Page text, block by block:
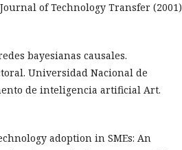
of Technology Transfer (2001)
bayesianas causales.
Universidad Nacional de
de inteligencia artificial Art.
adoption in SMEs: An